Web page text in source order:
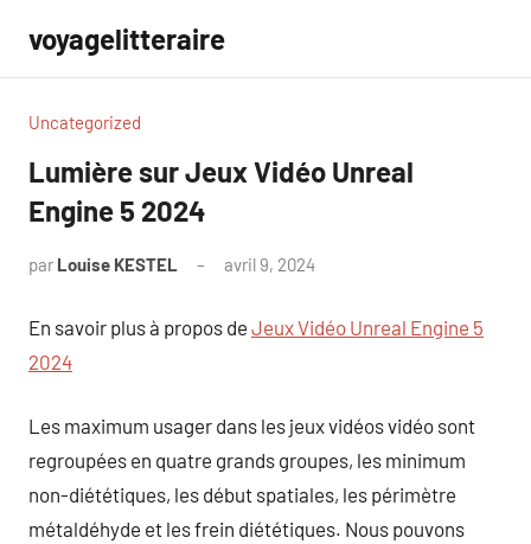
contenu
voyagelitteraire
Uncategorized
Lumière sur Jeux Vidéo Unreal
Engine 5 2024
par Louise KESTEL avril 9, 2024
En savoir plus à propos de Jeux Vidéo Unreal Engine 5
2024
Les maximum usager dans les jeux vidéos vidéo sont
regroupées en quatre grands groupes, les minimum
non-diététiques, les début spatiales, les périmètre
métaldéhyde et les frein diététiques. Nous pouvons